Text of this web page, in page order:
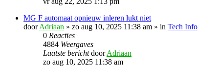
MG F automaat opnieuw inleren lukt niet
doorAdriaan » zo aug 10, 2025 11:38 am » in Tech Info
0 Reacties
4884 Weergaves
Laatste berichtdoorAdriaan
zo aug 10, 2025 11:38 am